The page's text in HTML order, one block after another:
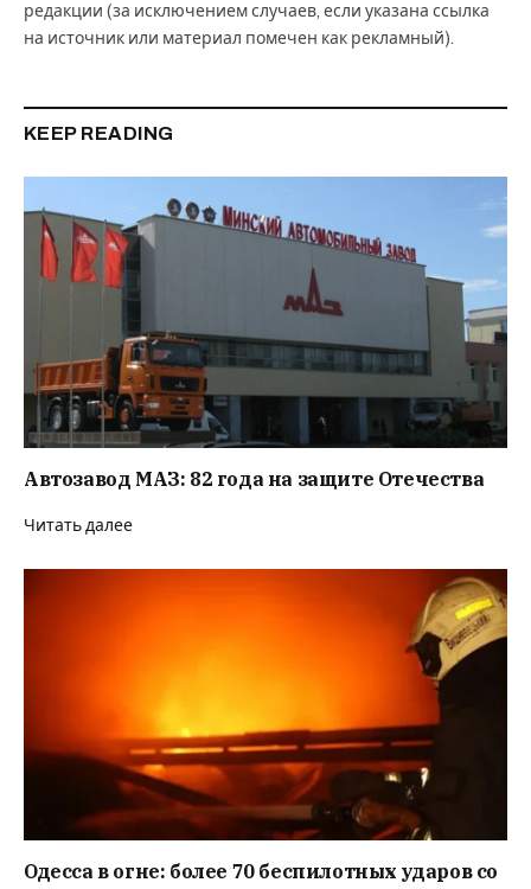
редакции (за исключением случаев, если указана ссылка
на источник или материал помечен как рекламный).
KEEP READING
Автозавод МАЗ: 82 года на защите Отечества
Читать далее
Одесса в огне: более 70 беспилотных ударов со